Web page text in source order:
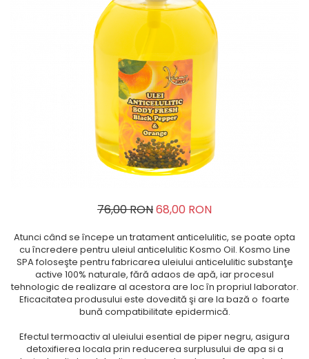
THAILANDEZ (LOMI-LOMI)
76,00 RON68,00 RON
Atunci când se începe un tratament anticelulitic, se poate opta
cu încredere pentru uleiul anticelulitic Kosmo Oil. Kosmo Line
SPA foloseşte pentru fabricarea uleiului anticelulitic substanţe
active 100% naturale, fără adaos de apă, iar procesul
tehnologic de realizare al acestora are loc în propriul laborator.
Eficacitatea produsului este dovedită şi are la bază o foarte
bună compatibilitate epidermică.
Efectul termoactiv al uleiului esential de piper negru, asigura
detoxifierea locala prin reducerea surplusului de apa si a